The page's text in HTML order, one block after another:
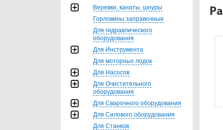
Веревки, канаты, шнуры
Горловины заправочные
Для гидравлического
оборудования
Для Инструмента
Для моторных лодок
Для Насосов
Для Очистительного
оборудования
Для Сварочного оборудования
Для Силового оборудования
Для Станков